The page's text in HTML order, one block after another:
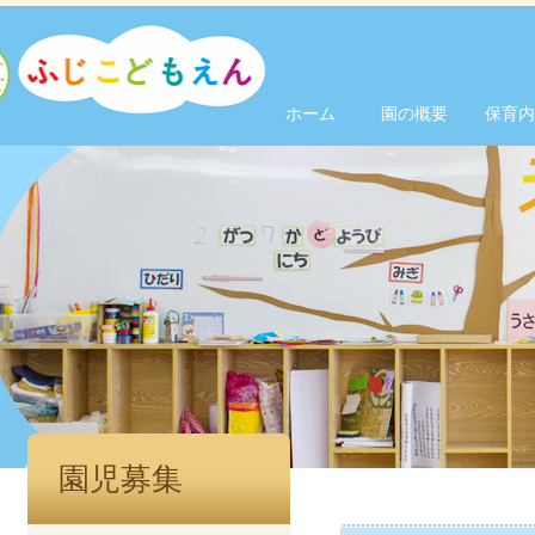
ホーム 園の概要 保育
園児募集